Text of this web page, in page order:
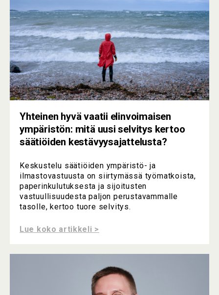
Yhteinen hyvä vaatii elinvoimaisen
ympäristön: mitä uusi selvitys kertoo
säätiöiden kestävyysajattelusta?
Keskustelu säätiöiden ympäristö- ja
ilmastovastuusta on siirtymässä työmatkoista,
paperinkulutuksesta ja sijoitusten
vastuullisuudesta paljon perustavammalle
tasolle, kertoo tuore selvitys.
Lue koko artikkeli >